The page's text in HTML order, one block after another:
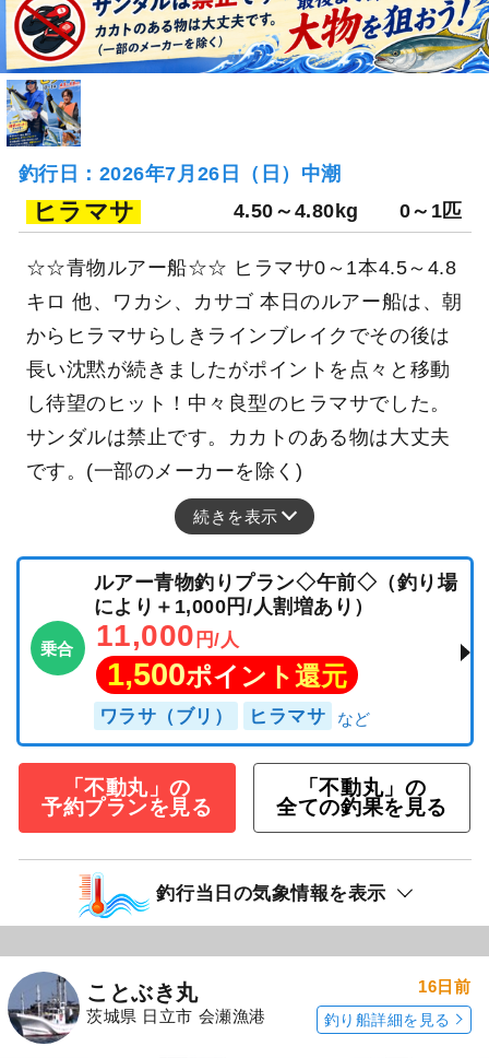
釣行日：2026年7月26日（日）中潮
ヒラマサ 4.50～4.80kg 0～1匹
☆☆青物ルアー船☆☆ ヒラマサ0～1本4.5～4.8
キロ 他、ワカシ、カサゴ 本日のルアー船は、朝
からヒラマサらしきラインブレイクでその後は
長い沈黙が続きましたがポイントを点々と移動
し待望のヒット！中々良型のヒラマサでした。
サンダルは禁止です。カカトのある物は大丈夫
です。(一部のメーカーを除く)
続きを表示
乗合
ルアー青物釣りプラン◇午前◇（釣り場
により＋1,000円/人割増あり）
11,000 円/人
1,500ポイント還元
ワラサ（ブリ） ヒラマサ
「不動丸」の
予約プランを見る
「不動丸」の
全ての釣果を見る
釣行当日の気象情報を表示
ことぶき丸
茨城県 日立市 会瀬漁港
16日前
釣り船詳細を見る